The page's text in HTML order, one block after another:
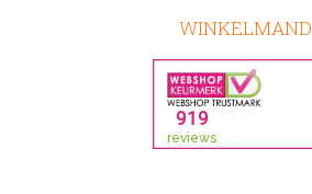
WINKELMAND